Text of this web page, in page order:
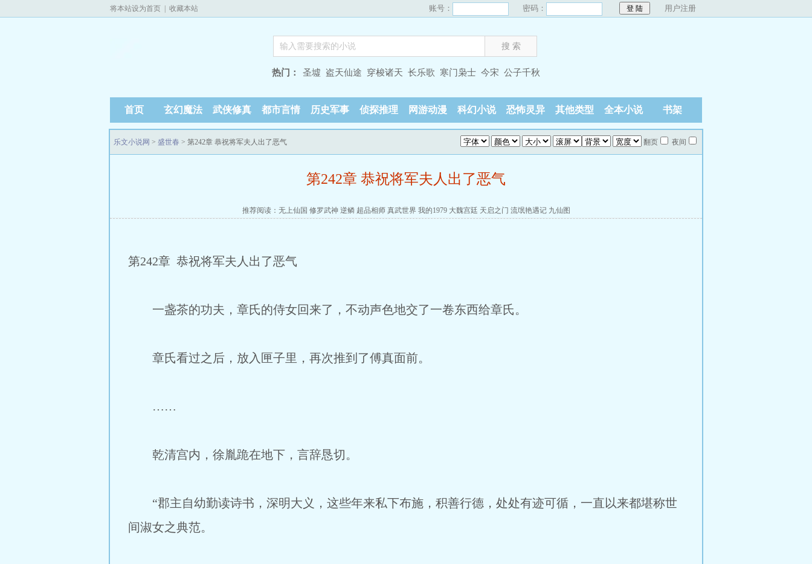
将本站设为首页 收藏本站 账号： 密码： 用户注册
热门： 圣墟 盗天仙途 穿梭诸天 长乐歌 寒门枭士 今宋 公子千秋
首页 玄幻魔法 武侠修真 都市言情 历史军事 侦探推理 网游动漫 科幻小说 恐怖灵异 其他类型 全本小说 书架
乐文小说网 > 盛世春 > 第242章 恭祝将军夫人出了恶气 翻页 夜间
第242章 恭祝将军夫人出了恶气
推荐阅读： 无上仙国 修罗武神 逆鳞 超品相师 真武世界 我的1979 大魏宫廷 天启之门 流氓艳遇记 九仙图
第242章 恭祝将军夫人出了恶气
一盏茶的功夫，章氏的侍女回来了，不动声色地交了一卷东西给章氏。
章氏看过之后，放入匣子里，再次推到了傅真面前。
……
乾清宫内，徐胤跪在地下，言辞恳切。
“郡主自幼勤读诗书，深明大义，这些年来私下布施，积善行德，处处有迹可循，一直以来都堪称世
间淑女之典范。